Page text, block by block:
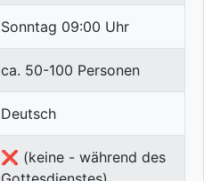
Sonntag 09:00 Uhr
ca. 50-100 Personen
Deutsch
❌ (keine - während des